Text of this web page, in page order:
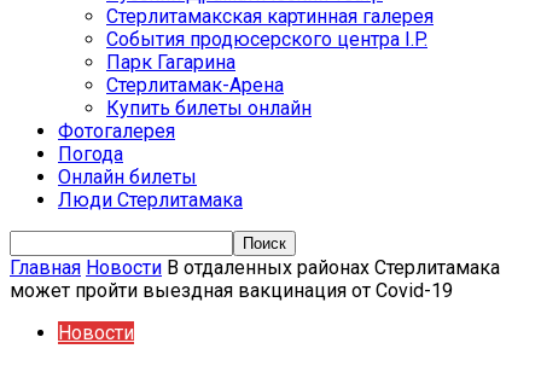
Стерлитамакская картинная галерея
События продюсерского центра I.P.
Парк Гагарина
Стерлитамак-Арена
Купить билеты онлайн
Фотогалерея
Погода
Онлайн билеты
Люди Стерлитамака
Главная Новости В отдаленных районах Стерлитамака
может пройти выездная вакцинация от Covid-19
Новости